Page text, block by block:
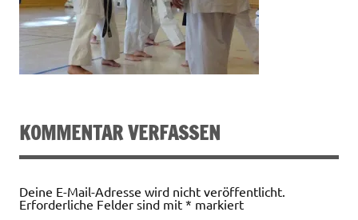
KOMMENTAR VERFASSEN
Deine E-Mail-Adresse wird nicht veröffentlicht.
Erforderliche Felder sind mit * markiert